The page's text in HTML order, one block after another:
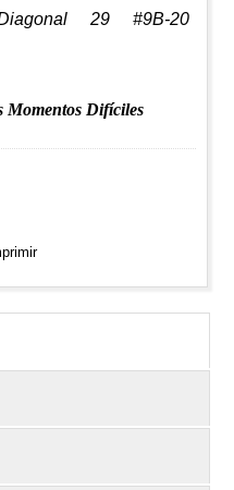
29 #9B-20
Momentos Difíciles